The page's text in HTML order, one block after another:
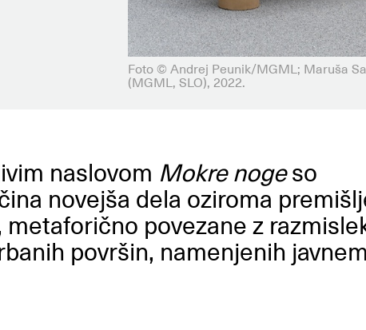
Foto © Andrej Peunik/MGML; Maruša
(MGML, SLO), 2022.
naslovom Mokre nogeso
novejša dela oziroma
povezane z
površin, namenjenih